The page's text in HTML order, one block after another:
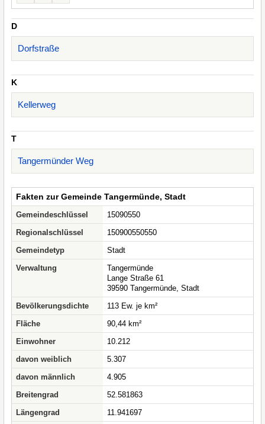
D
Dorfstraße
K
Kellerweg
T
Tangermünder Weg
Fakten zur Gemeinde Tangermünde, Stadt
Gemeindeschlüssel
15090550
Regionalschlüssel
150900550550
Gemeindetyp
Stadt
Verwaltung
Tangermünde
Lange Straße 61
39590 Tangermünde, Stadt
Bevölkerungsdichte
113 Ew. je km²
Fläche
90,44 km²
Einwohner
10.212
davon weiblich
5.307
davon männlich
4.905
Breitengrad
52.581863
Längengrad
11.941697